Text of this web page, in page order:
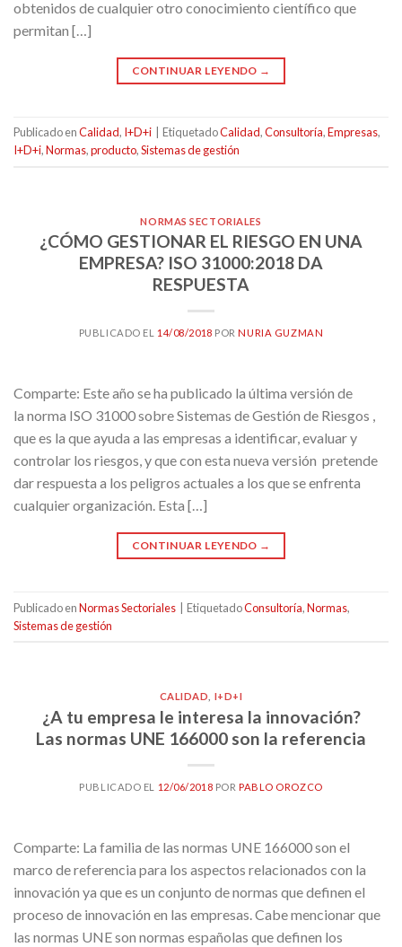
obtenidos de cualquier otro conocimiento científico que
permitan […]
CONTINUAR LEYENDO →
Publicado enCalidad, I+D+i EtiquetadoCalidad,Consultoría,Empresas,
I+D+i,Normas,producto,Sistemas de gestión
NORMAS SECTORIALES
¿CÓMO GESTIONAR EL RIESGO EN UNA
EMPRESA? ISO 31000:2018 DA
RESPUESTA
PUBLICADO EL 14/08/2018 PORNURIA GUZMAN
Comparte: Este año se ha publicado la última versión de
la norma ISO 31000 sobre Sistemas de Gestión de Riesgos ,
que es la que ayuda a las empresas a identificar, evaluar y
controlar los riesgos, y que con esta nueva versión pretende
dar respuesta a los peligros actuales a los que se enfrenta
cualquier organización. Esta […]
CONTINUAR LEYENDO →
Publicado enNormas Sectoriales EtiquetadoConsultoría,Normas,
Sistemas de gestión
CALIDAD I+D+I
¿A tu empresa le interesa la innovación?
Las normas UNE 166000 son la referencia
PUBLICADO EL 12/06/2018 POR PABLO OROZCO
Comparte: La familia de las normas UNE 166000 son el
marco de referencia para los aspectos relacionados con la
innovación ya que es un conjunto de normas que definen el
proceso de innovación en las empresas. Cabe mencionar que
las normas UNE son normas españolas que definen los